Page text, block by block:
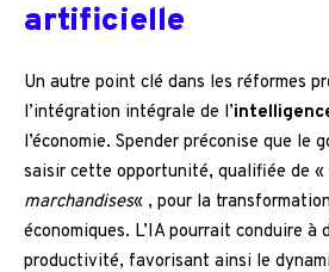
artificielle
Un autre point clé dans les réformes
l’intégration intégrale de l’
l’économie. Spender préconise que le
saisir cette opportunité, qualifiée de «
marchandises« , pour la
économiques. L’IA pourrait conduire à
productivité, favorisant ainsi le